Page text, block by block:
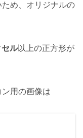
め、オリジナルの
ル以上の正方形が
用の画像は